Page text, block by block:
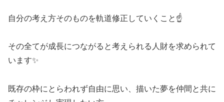
自分の考え方そのものを軌道修正していくこと☝️
その全てが成長につながると考えられる人財を求められて
います✨
既存の枠にとらわれず自由に思い、描いた夢を仲間と共に